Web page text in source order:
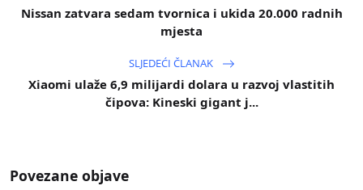
Nissan zatvara sedam tvornica i ukida 20.000 radnih
mjesta
SLJEDEĆI ČLANAK
Xiaomi ulaže 6,9 milijardi dolara u razvoj vlastitih
čipova: Kineski gigant j...
Povezane objave